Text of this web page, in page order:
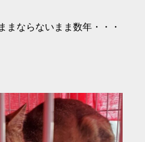
まならないまま数年・・・